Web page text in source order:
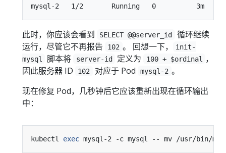
此时，你应该会看到 SELECT @@server_id
循环继续
运行，尽管它不再报告
102 。 回想一下，
init-
mysql
脚本将 server-id 定义为 100 + $ordinal
，
因此服务器 ID
102 对应于 Pod mysql-2 。
现在修复 Pod，几秒钟后它应该重新出现在循环输出
中：
kubectl exec